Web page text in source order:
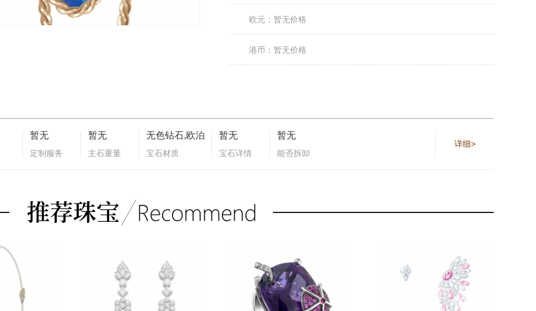
欧元： 暂无价格
港币： 暂无价格
暂无
定制服务
暂无
主石重量
无色钻石,欧泊
宝石材质
暂无
宝石详情
暂无
能否拆卸
详细>